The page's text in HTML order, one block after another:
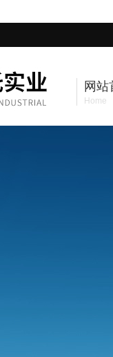
网站
Home